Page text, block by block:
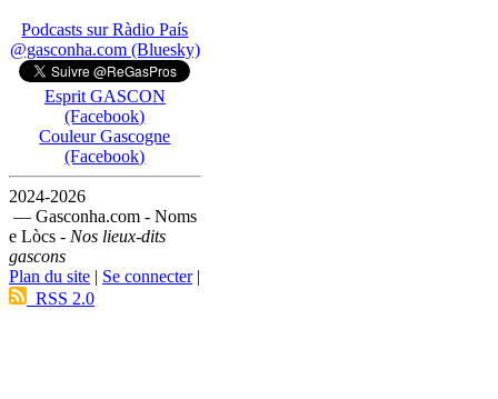
Podcasts sur Ràdio País
@gasconha.com (Bluesky)
Esprit GASCON
(Facebook)
Couleur Gascogne
(Facebook)
2024-2026
— Gasconha.com - Noms
e Lòcs - Nos lieux-dits
gascons
Plan du site | Se connecter|
RSS 2.0